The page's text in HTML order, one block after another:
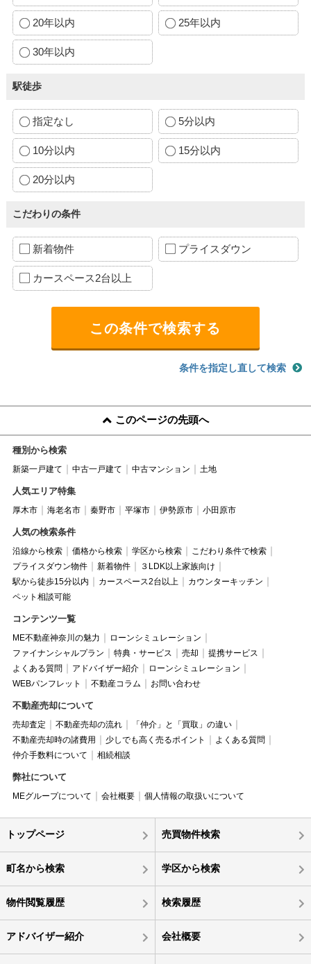
20年以内 25年以内
30年以内
駅徒歩
指定なし 5分以内
10分以内 15分以内
20分以内
こだわりの条件
新着物件 プライスダウン
カースペース2台以上
条件を指定し直して検索
このページの先頭へ
種別から検索
新築一戸建て 中古一戸建て 中古マンション 土地
人気エリア特集
厚木市 海老名市 秦野市 平塚市 伊勢原市 小田原市
人気の検索条件
沿線から検索 価格から検索 学区から検索
こだわり条件で検索
プライスダウン物件
新着物件
３LDK以上家族向け
駅から徒歩15分以内
カースペース2台以上
カウンターキッチン
ペット相談可能
コンテンツ一覧
ME不動産神奈川の魅力
ローンシミュレーション
ファイナンシャルプラン
特典・サービス 売却
提携サービス
よくある質問
アドバイザー紹介
ローンシミュレーション
WEBパンフレット
不動産コラム お問い合わせ
不動産売却について
売却査定 不動産売却の流れ
「仲介」と「買取」の違い
不動産売却時の諸費用
少しでも高く売るポイント
よくある質問
仲介手数料について
相続相談
弊社について
MEグループについて 会社概要 個人情報の取扱いについて
トップページ 売買物件検索
町名から検索 学区から検索
物件閲覧履歴 検索履歴
アドバイザー紹介 会社概要